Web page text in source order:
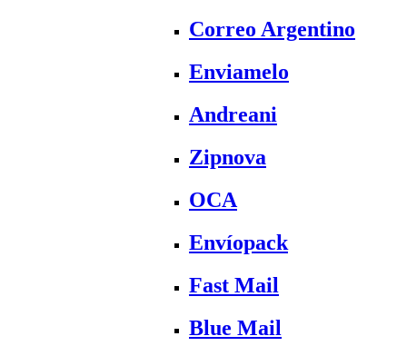
Correo Argentino
Enviamelo
Andreani
Zipnova
OCA
Envíopack
Fast Mail
Blue Mail